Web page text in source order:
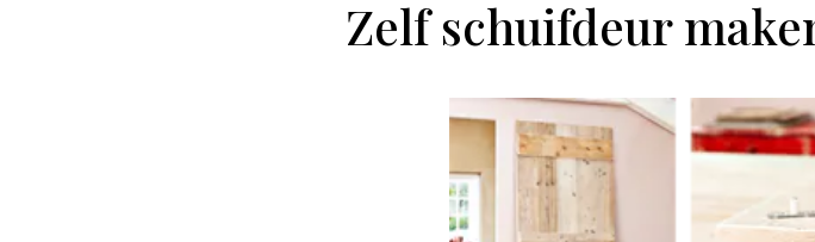
Zelf schuifdeur